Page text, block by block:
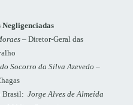
Negligenciadas
– Diretor-Geral das
Socorro da Silva Azevedo –
Brasil: Jorge Alves de Almeida